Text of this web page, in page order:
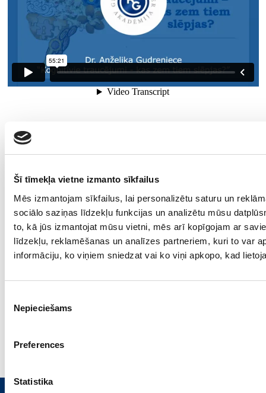
Šī tīmekļa vietne izmanto sīkfailus
Mēs izmantojam sīkfailus, lai personalizētu saturu un
sociālo saziņas līdzekļu funkcijas un analizētu mūsu
to, kā jūs izmantojat mūsu vietni, mēs arī kopīgojam ar
līdzekļu, reklamēšanas un analīzes partneriem, kuri to var
informāciju, ko viņiem sniedzat vai ko viņi apkopo, kad
izvēle
Nepieciešams
Preferences
Statistika
iepriekšējā lekcija nākamā lekcija
Gudreniece
neiroloģisko
garums